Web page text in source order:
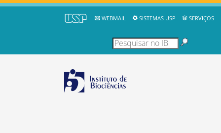
WEBMAIL SISTEMAS USP SERVIÇOS